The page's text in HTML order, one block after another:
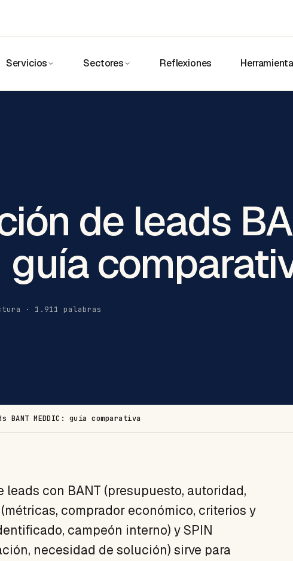
Servicios Sectores Reflexiones
de leads
guía
· 1.911 palabras
MEDDIC: guía comparativa
con BANT (presupuesto, autoridad,
comprador económico, criterios y
campeón interno) y SPIN
necesidad de solución) sirve para